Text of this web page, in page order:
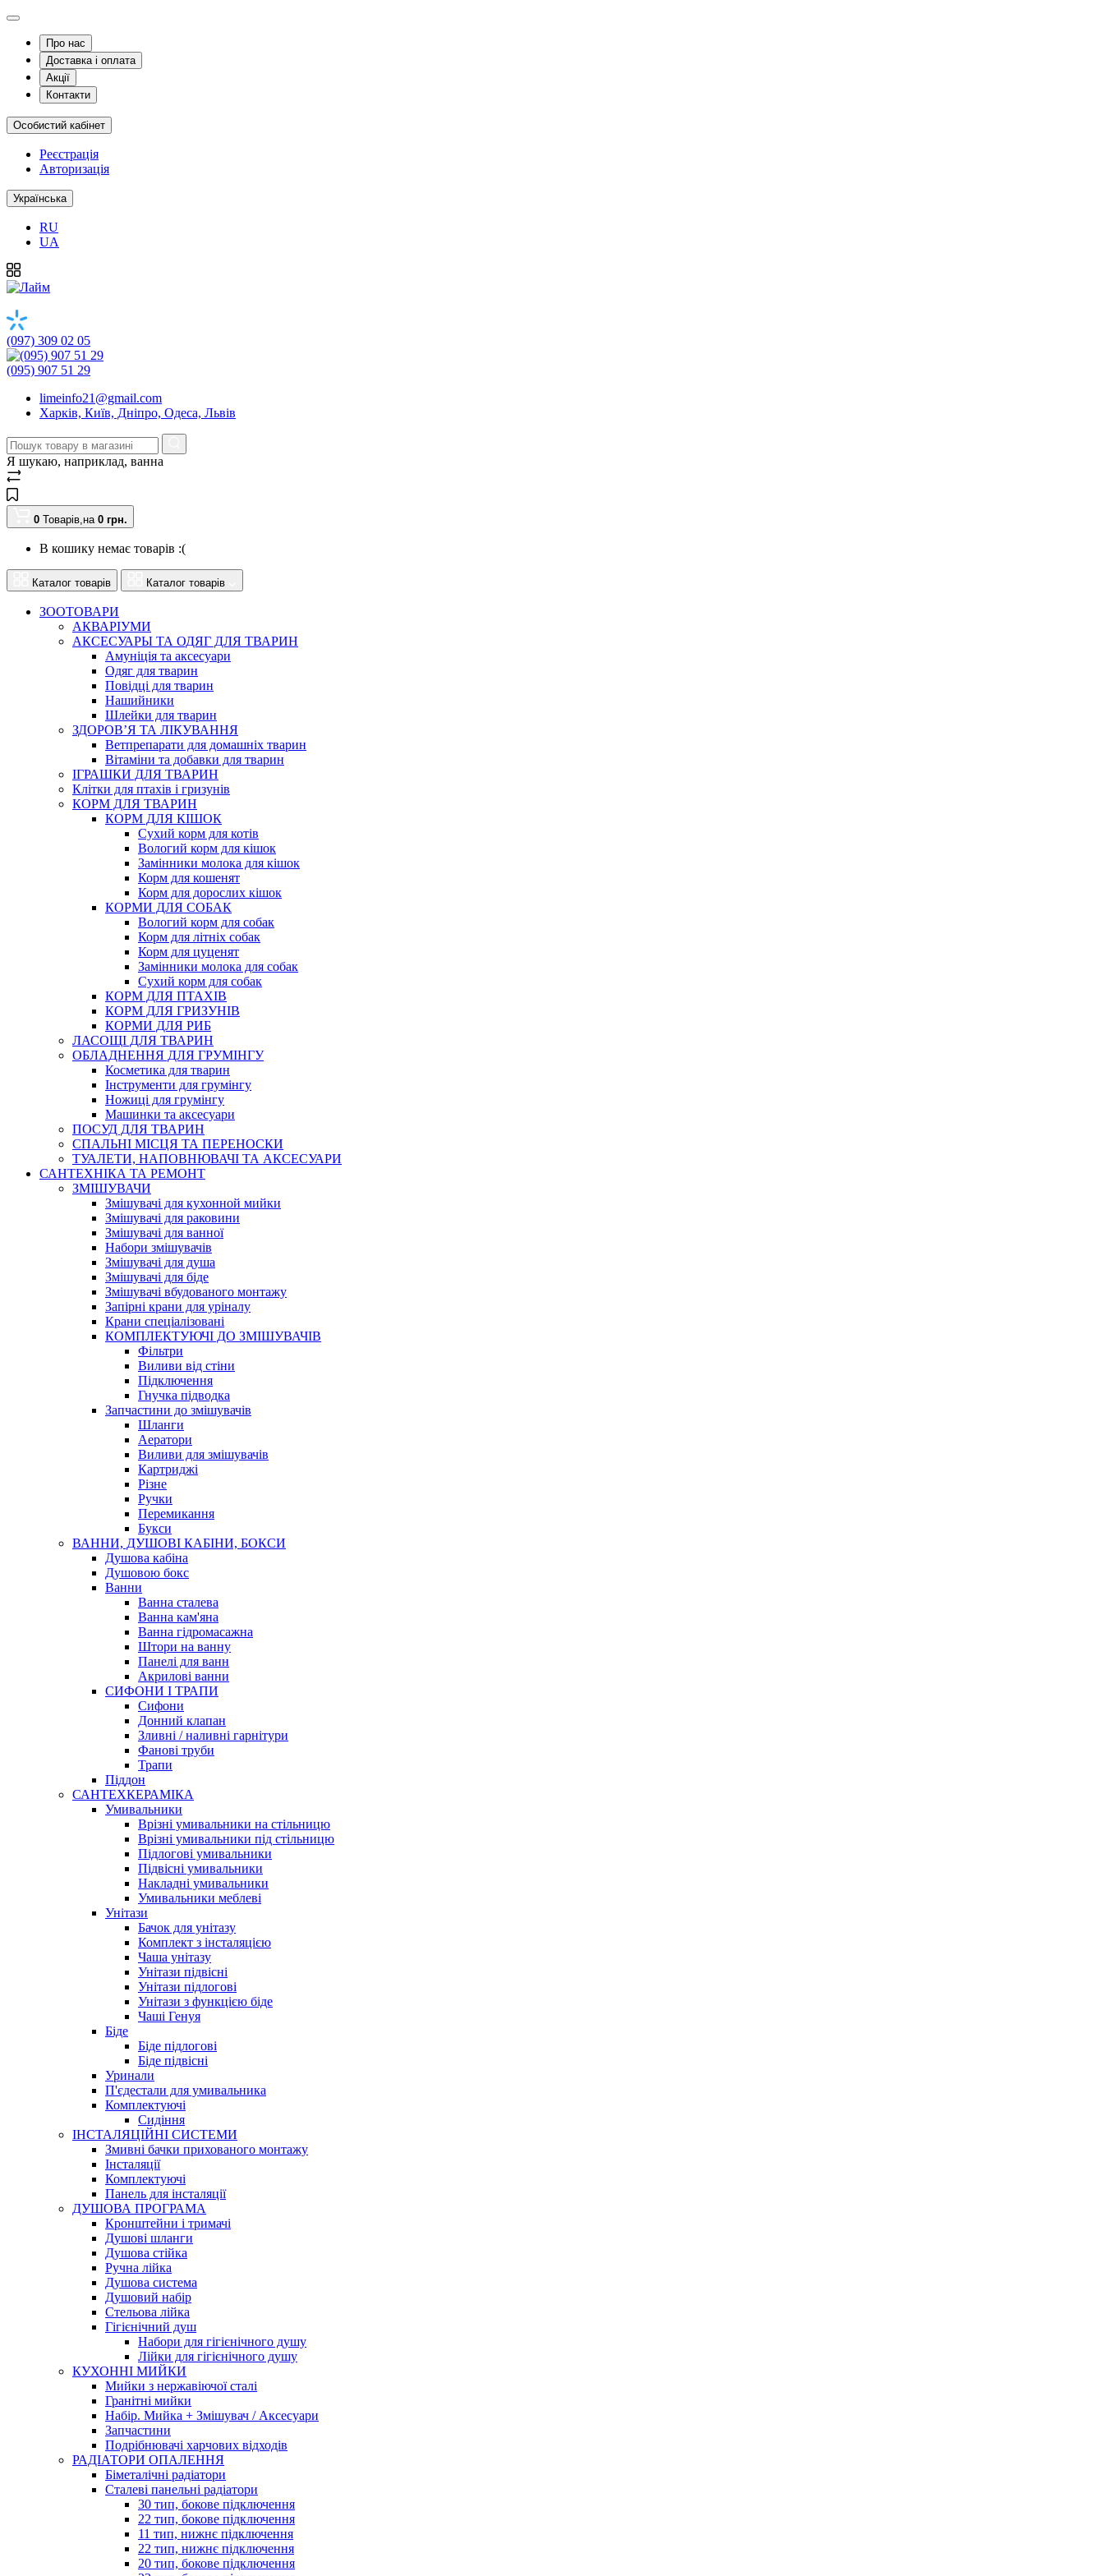
Про нас
Доставка і оплата
Акції
Контакти
Особистий кабінет
Реєстрація
Авторизація
Українська
RU
UA
(097) 309 02 05
(095) 907 51 29
limeinfo21@gmail.com
Харків, Київ, Дніпро, Одеса, Львів
Я шукаю, наприклад, ванна
0 Товарів,на 0 грн.
В кошику немає товарів :(
Каталог товарів Каталог товарів
ЗООТОВАРИ
АКВАРІУМИ
АКСЕСУАРЫ ТА ОДЯГ ДЛЯ ТВАРИН
Амуніція та аксесуари
Одяг для тварин
Повідці для тварин
Нашийники
Шлейки для тварин
ЗДОРОВ’Я ТА ЛІКУВАННЯ
Ветпрепарати для домашніх тварин
Вітаміни та добавки для тварин
ІГРАШКИ ДЛЯ ТВАРИН
Клітки для птахів і гризунів
КОРМ ДЛЯ ТВАРИН
КОРМ ДЛЯ КІШОК
Сухий корм для котів
Вологий корм для кішок
Замінники молока для кішок
Корм для кошенят
Корм для дорослих кішок
КОРМИ ДЛЯ СОБАК
Вологий корм для собак
Корм для літніх собак
Корм для цуценят
Замінники молока для собак
Сухий корм для собак
КОРМ ДЛЯ ПТАХІВ
КОРМ ДЛЯ ГРИЗУНІВ
КОРМИ ДЛЯ РИБ
ЛАСОЩІ ДЛЯ ТВАРИН
ОБЛАДНЕННЯ ДЛЯ ГРУМІНГУ
Косметика для тварин
Інструменти для грумінгу
Ножиці для грумінгу
Машинки та аксесуари
ПОСУД ДЛЯ ТВАРИН
СПАЛЬНІ МІСЦЯ ТА ПЕРЕНОСКИ
ТУАЛЕТИ, НАПОВНЮВАЧІ ТА АКСЕСУАРИ
САНТЕХНІКА ТА РЕМОНТ
ЗМІШУВАЧИ
Змішувачі для кухонной мийки
Змішувачі для раковини
Змішувачі для ванної
Набори змішувачів
Змішувачі для душа
Змішувачі для біде
Змішувачі вбудованого монтажу
Запірні крани для уріналу
Крани спеціалізовані
КОМПЛЕКТУЮЧІ ДО ЗМІШУВАЧІВ
Фільтри
Виливи від стіни
Підключення
Гнучка підводка
Запчастини до змішувачів
Шланги
Аератори
Виливи для змішувачів
Картриджі
Різне
Ручки
Перемикання
Букси
ВАННИ, ДУШОВІ КАБІНИ, БОКСИ
Душова кабіна
Душовою бокс
Ванни
Ванна сталева
Ванна кам'яна
Ванна гідромасажна
Штори на ванну
Панелі для ванн
Акрилові ванни
СИФОНИ І ТРАПИ
Сифони
Донний клапан
Зливні / наливні гарнітури
Фанові труби
Трапи
Піддон
САНТЕХКЕРАМІКА
Умивальники
Врізні умивальники на стільницю
Врізні умивальники під стільницю
Підлогові умивальники
Підвісні умивальники
Накладні умивальники
Умивальники меблеві
Унітази
Бачок для унітазу
Комплект з інсталяцією
Чаша унітазу
Унітази підвісні
Унітази підлогові
Унітази з функцією біде
Чаші Генуя
Біде
Біде підлогові
Біде підвісні
Уринали
П'єдестали для умивальника
Комплектуючі
Сидіння
ІНСТАЛЯЦІЙНІ СИСТЕМИ
Змивні бачки прихованого монтажу
Інсталяції
Комплектуючі
Панель для інсталяції
ДУШОВА ПРОГРАМА
Кронштейни і тримачі
Душові шланги
Душова стійка
Ручна лійка
Душова система
Душовий набір
Стельова лійка
Гігієнічний душ
Набори для гігієнічного душу
Лійки для гігієнічного душу
КУХОННІ МИЙКИ
Мийки з нержавіючої сталі
Гранітні мийки
Набір. Мийка + Змішувач / Аксесуари
Запчастини
Подрібнювачі харчових відходів
РАДІАТОРИ ОПАЛЕННЯ
Біметалічні радіатори
Сталеві панельні радіатори
30 тип, бокове підключення
22 тип, бокове підключення
11 тип, нижнє підключення
22 тип, нижнє підключення
20 тип, бокове підключення